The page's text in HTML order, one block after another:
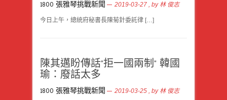
1800 張雅琴挑戰新聞 2019-03-27 , by 林 俊志
今日上午，總統府秘書長陳菊針委託律 […]
陳其邁盼傳話”拒一國兩制” 韓國
瑜：廢話太多
1800 張雅琴挑戰新聞 2019-03-25 , by 林 俊志